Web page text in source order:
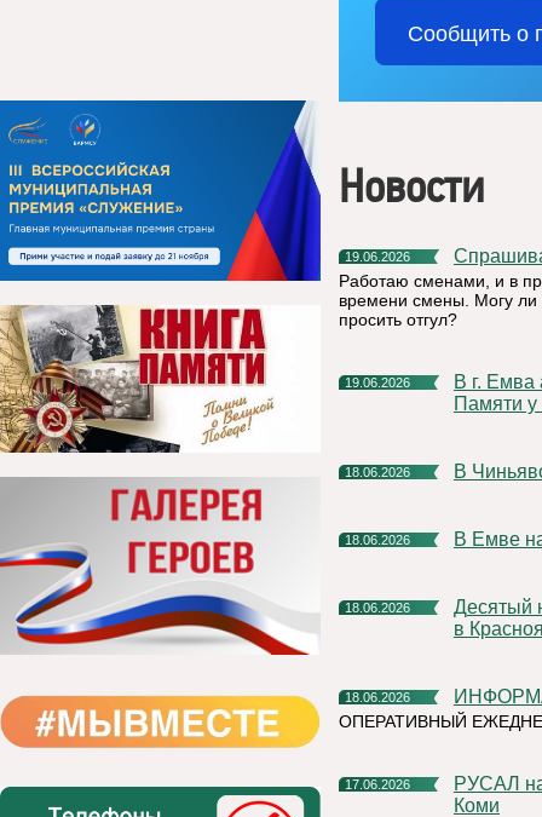
Сообщить о
Новости
19.06.2026
Работаю сменами, и в
времени смены. Могу ли
просить отгул?
19.06.2026
В г. Емва акция «Минута молчания» пройдет в 12.15 в сквере
Памяти у
18.06.2026 В
18.06.2026 В Емве
18.06.2026
Десятый научный фестиваль РУСАЛа стартует уже в августе
в
18.06.2026
ОПЕРАТИВНЫЙ
17.06.2026
РУСАЛ направит более 13 миллионов рублей на развитие
Коми